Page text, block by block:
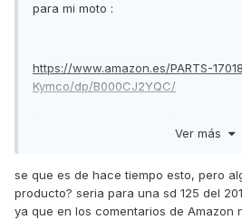
para mi moto :
https://www.amazon.es/PARTS-
Kymco/dp/B000CJ2YQC/
Saludos!
Ver más
se que es de hace tiempo esto, pero
producto? seria para una sd 125 del
ya que en los comentarios de Amazon